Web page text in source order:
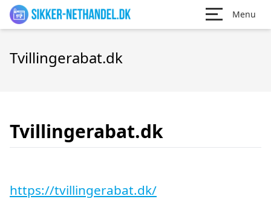
Menu
Tvillingerabat.dk
Tvillingerabat.dk
https://tvillingerabat.dk/